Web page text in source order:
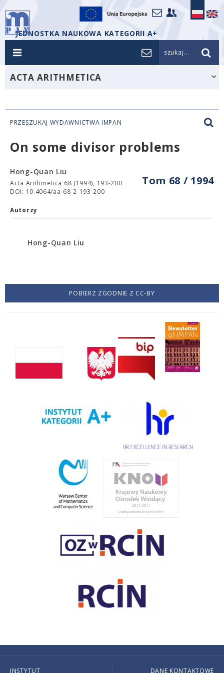
JEDNOSTKA NAUKOWA KATEGORII A+
szukaj...
ACTA ARITHMETICA
PRZESZUKAJ WYDAWNICTWA IMPAN
On some divisor problems
Tom 68 / 1994
Hong-Quan Liu
Acta Arithmetica 68 (1994), 193-200
DOI: 10.4064/aa-68-2-193-200
Autorzy
Hong-Quan Liu
POBIERZ ZGODNIE Z CC-BY
INSTYTUT DANE KONTAKTOWE